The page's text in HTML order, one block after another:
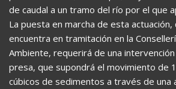
de caudal a un tramo del río por el que
La puesta en marcha de esta actuación,
encuentra en tramitación en la
Ambiente, requerirá de una
presa, que supondrá el movimiento de
cúbicos de sedimentos a través de una